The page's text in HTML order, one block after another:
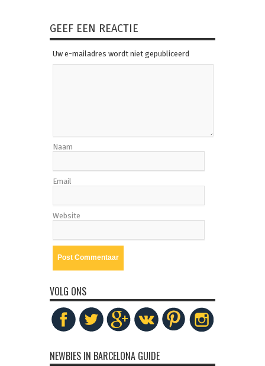
GEEF EEN REACTIE
Uw e-mailadres wordt niet gepubliceerd
Naam
Email
Website
VOLG ONS
NEWBIES IN BARCELONA GUIDE